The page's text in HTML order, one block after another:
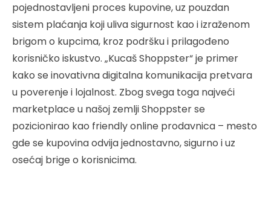
pojednostavljeni proces kupovine, uz pouzdan
sistem plaćanja koji uliva sigurnost kao i izraženom
brigom o kupcima, kroz podršku i prilagođeno
korisničko iskustvo. „Kucaš Shoppster“ je primer
kako se inovativna digitalna komunikacija pretvara
u poverenje i lojalnost. Zbog svega toga najveći
marketplace u našoj zemlji Shoppster se
pozicionirao kao friendly online prodavnica – mesto
gde se kupovina odvija jednostavno, sigurno i uz
osećaj brige o korisnicima.